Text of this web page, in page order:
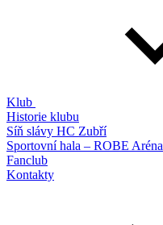
Klub
Historie klubu
Síň slávy HC Zubří
Sportovní hala – ROBE Aréna
Fanclub
Kontakty